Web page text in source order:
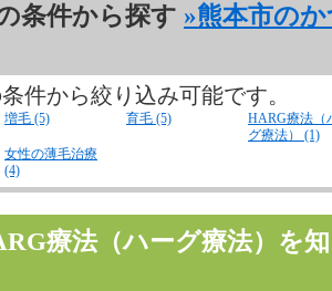
条件から探す »熊本市の
件から絞り込み可能です。
増毛 (5) 育毛 (5)
HARG療法（
グ療法） (1)
女性の薄毛治療
(4)
療法（ハーグ療法）を